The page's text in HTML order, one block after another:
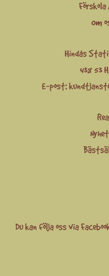
Om
Hindås
438 53
E-post:
Rea
Du kan följa oss via